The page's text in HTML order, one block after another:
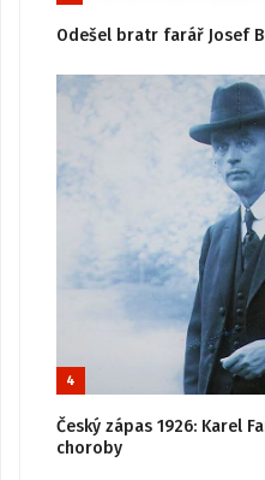
Odešel bratr farář Josef
4
Český zápas 1926: Karel
choroby